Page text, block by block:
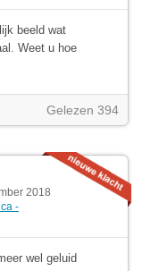
beeld wat
Weet u hoe
Gelezen 394
2018
-
wel geluid